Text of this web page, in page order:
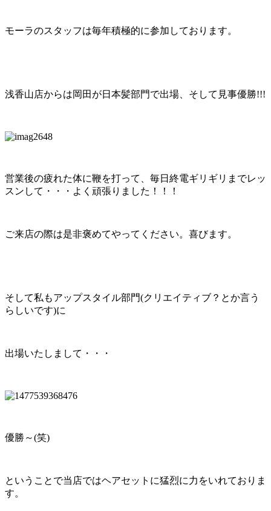
モーラのスタッフは毎年積極的に参加しております。
浅香山店からは岡田が日本髪部門で出場、そして見事優勝!!!
営業後の疲れた体に鞭を打って、毎日終電ギリギリまでレッ
スンして・・・よく頑張りました！！！
ご来店の際は是非褒めてやってください。喜びます。
そして私もアップスタイル部門(クリエイティブ？とか言う
らしいです)に
出場いたしまして・・・
優勝～(笑)
ということで当店ではヘアセットに猛烈に力をいれておりま
す。